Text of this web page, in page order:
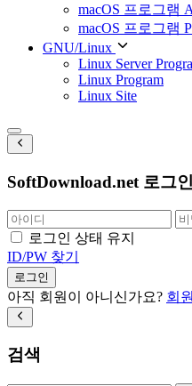
macOS 프로그램
macOS 프로그램
GNU/Linux
Linux Server
Linux Program
Linux Site
SoftDownload.net 로그인
로그인 상태 유지
ID/PW 찾기
로그인
아직 회원이 아니신가요? 회
검색